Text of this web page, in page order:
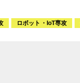
ロボット・IoT専攻